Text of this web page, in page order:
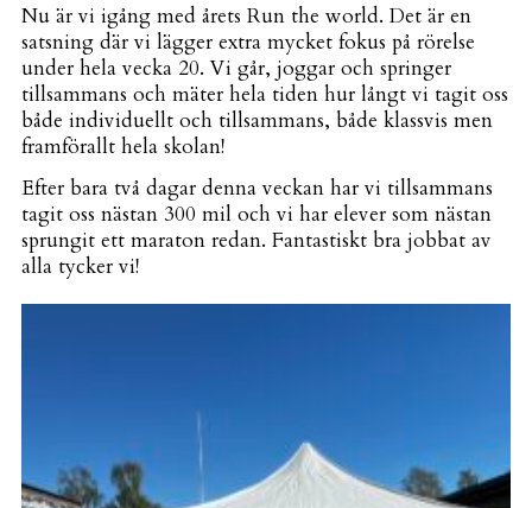
Nu är vi igång med årets Run the world. Det är en
satsning där vi lägger extra mycket fokus på rörelse
under hela vecka 20. Vi går, joggar och springer
tillsammans och mäter hela tiden hur långt vi tagit oss
både individuellt och tillsammans, både klassvis men
framförallt hela skolan!
Efter bara två dagar denna veckan har vi tillsammans
tagit oss nästan 300 mil och vi har elever som nästan
sprungit ett maraton redan. Fantastiskt bra jobbat av
alla tycker vi!